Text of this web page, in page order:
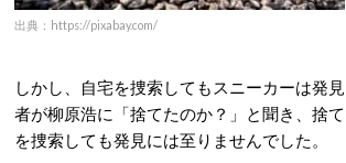
出典：https://pixabay.com/
しかし、自宅を捜索してもスニーカーは発
者が柳原浩に「捨てたのか？」と聞き、捨
を捜索しても発見には至りませんでした。